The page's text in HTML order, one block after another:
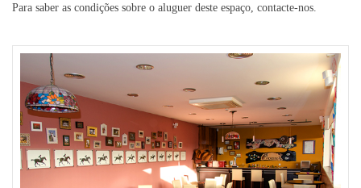
Para saber as condições sobre o aluguer deste espaço, contacte-nos.